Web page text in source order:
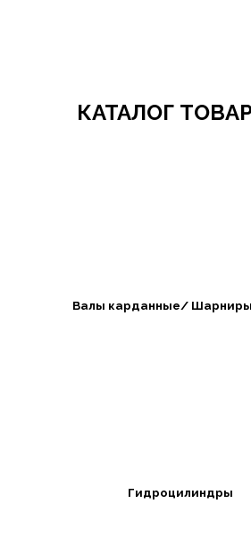
КАТАЛОГ
Валы карданные/
Гидроцилиндры